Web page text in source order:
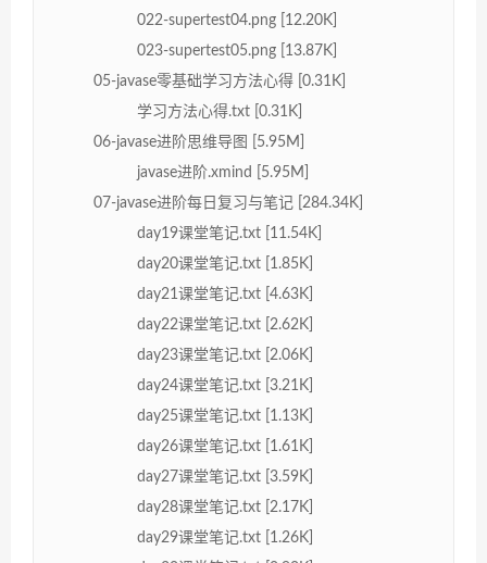
022-supertest04.png [12.20K]
023-supertest05.png [13.87K]
05-javase零基础学习方法心得 [0.31K]
学习方法心得.txt [0.31K]
06-javase进阶思维导图 [5.95M]
javase进阶.xmind [5.95M]
07-javase进阶每日复习与笔记 [284.34K]
day19课堂笔记.txt [11.54K]
day20课堂笔记.txt [1.85K]
day21课堂笔记.txt [4.63K]
day22课堂笔记.txt [2.62K]
day23课堂笔记.txt [2.06K]
day24课堂笔记.txt [3.21K]
day25课堂笔记.txt [1.13K]
day26课堂笔记.txt [1.61K]
day27课堂笔记.txt [3.59K]
day28课堂笔记.txt [2.17K]
day29课堂笔记.txt [1.26K]